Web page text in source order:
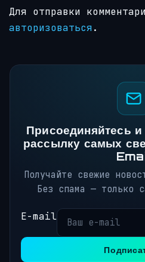
Для отправки
авторизоваться.
Присоединяйтесь
рассылку самых
Получайте свежие
Без спама — только
E-mail